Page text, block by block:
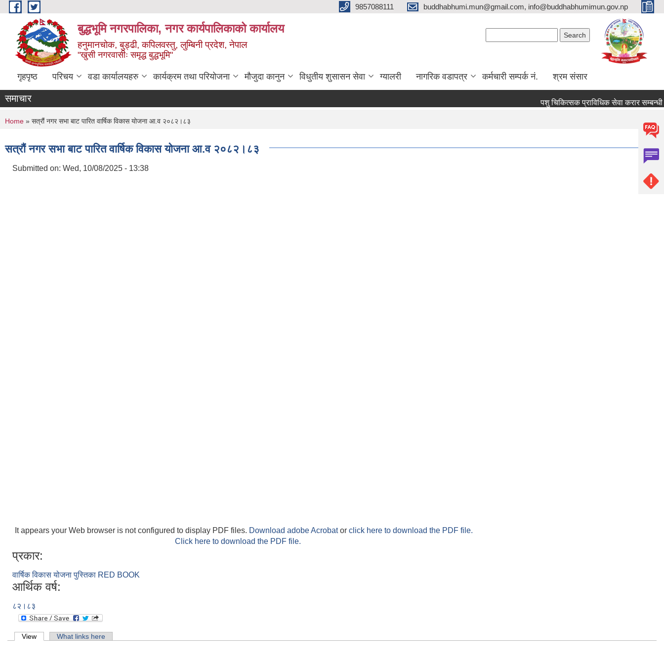
Skip to main content 9857088111 buddhabhumi.mun@gmail.com, info@buddhabhumimun.gov.np
बुद्धभूमि नगरपालिका, नगर कार्यपालिकाको कार्यालय
हनुमानचोक, बुड्ढी, कपिलवस्तु, लुम्बिनी प्रदेश, नेपाल
"खुसी नगरवासीः समृद्ध बुद्धभूमि"
गृहपृष्ठ परिचय वडा कार्यालयहरु कार्यक्रम तथा परियोजना मौजुदा कानुन विधुतीय शुसासन सेवा ग्यालरी नागरिक वडापत्र कर्मचारी सम्पर्क नं. श्रम संसार
समाचार पशु चिकित्सक प्राविधिक सेवा करार सम्बन्धी
You are here
Home » सत्रौं नगर सभा बाट पारित वार्षिक विकास योजना आ.व २०८२।८३
सत्रौं नगर सभा बाट पारित वार्षिक विकास योजना आ.व २०८२।८३
Submitted on: Wed, 10/08/2025 - 13:38
It appears your Web browser is not configured to display PDF files. Download adobe Acrobator click here to download the PDF file.
Click here to download the PDF file.
प्रकार:
वार्षिक विकास योजना पुस्तिका RED BOOK
आर्थिक वर्ष:
८२।८३
Primary tabs
View (active tab)What links here